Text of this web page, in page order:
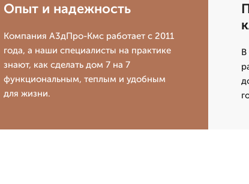
Опыт и надежность
Компания А3дПро-Кмс работает с 2011
года, а наши специалисты на практике
знают, как сделать дом 7 на 7
функциональным, теплым и удобным
для жизни.
В